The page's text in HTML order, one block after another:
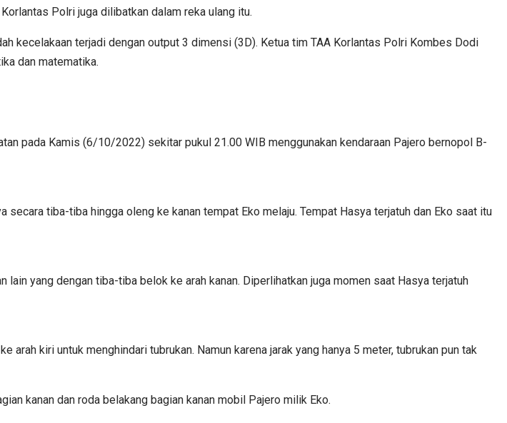
Polri juga dilibatkan dalam reka ulang itu.
kecelakaan terjadi dengan output 3 dimensi (3D). Ketua tim TAA Korlantas Polri Kombes Dodi
dan matematika.
pada Kamis (6/10/2022) sekitar pukul 21.00 WIB menggunakan kendaraan Pajero bernopol B-
tiba-tiba hingga oleng ke kanan tempat Eko melaju. Tempat Hasya terjatuh dan Eko saat itu
yang dengan tiba-tiba belok ke arah kanan. Diperlihatkan juga momen saat Hasya terjatuh
kiri untuk menghindari tubrukan. Namun karena jarak yang hanya 5 meter, tubrukan pun tak
kanan dan roda belakang bagian kanan mobil Pajero milik Eko.